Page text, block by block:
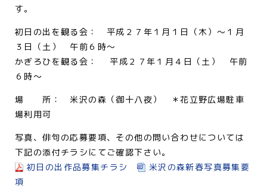
す。
初日の出を観る会： 平成２７年１月１日（木）～１月
３日（土） 午前６時～
かぎろひを観る会： 平成２７年１月４日（土） 午前
６時～
場 所： 米沢の森（御十八夜） ＊花立野広場駐車
場利用可
写真、俳句の応募要項、その他の問い合わせについては
下記の添付チラシにてご確認下さい。
初日の出作品募集チラシ
米沢の森新春写真募集要
項